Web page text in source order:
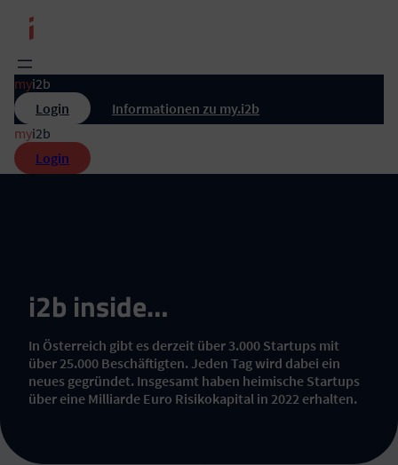
Inhalt
springen
myi2b
Login
Informationen zu my.i2b
myi2b
Login
i2b inside…
In Österreich gibt es derzeit über 3.000 Startups mit
über 25.000 Beschäftigten. Jeden Tag wird dabei ein
neues gegründet. Insgesamt haben heimische Startups
über eine Milliarde Euro Risikokapital in 2022 erhalten.